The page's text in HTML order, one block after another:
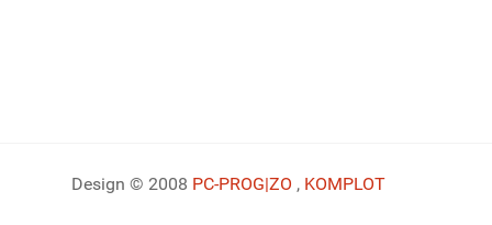
Design © 2008 PC-PROG|ZO , KOMPLOT